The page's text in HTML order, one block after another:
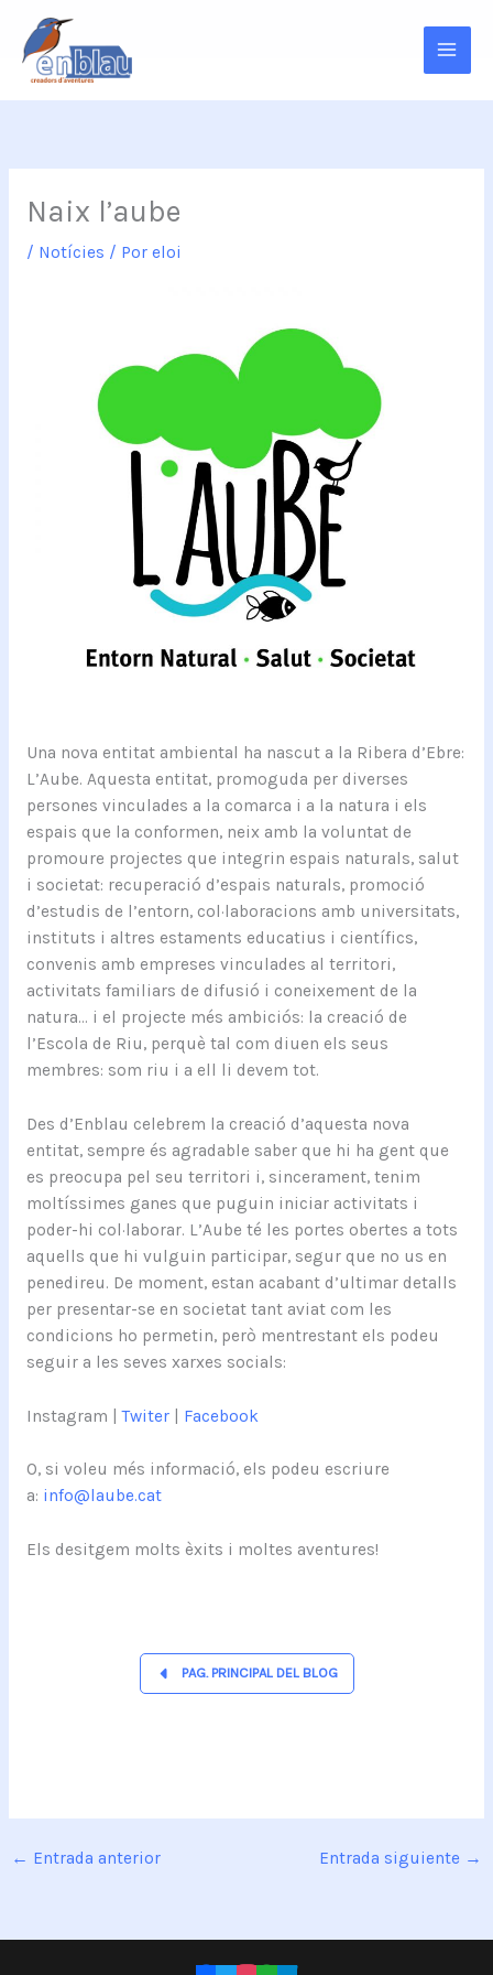
contenido
Naix l’aube
/ Notícies / Por eloi
Una nova entitat ambiental ha nascut a la Ribera d’Ebre:
L’Aube. Aquesta entitat, promoguda per diverses
persones vinculades a la comarca i a la natura i els
espais que la conformen, neix amb la voluntat de
promoure projectes que integrin espais naturals, salut
i societat: recuperació d’espais naturals, promoció
d’estudis de l’entorn, col·laboracions amb universitats,
instituts i altres estaments educatius i científics,
convenis amb empreses vinculades al territori,
activitats familiars de difusió i coneixement de la
natura… i el projecte més ambiciós: la creació de
l’Escola de Riu, perquè tal com diuen els seus
membres: som riu i a ell li devem tot.
Des d’Enblau celebrem la creació d’aquesta nova
entitat, sempre és agradable saber que hi ha gent que
es preocupa pel seu territori i, sincerament, tenim
moltíssimes ganes que puguin iniciar activitats i
poder-hi col·laborar. L’Aube té les portes obertes a tots
aquells que hi vulguin participar, segur que no us en
penedireu. De moment, estan acabant d’ultimar detalls
per presentar-se en societat tant aviat com les
condicions ho permetin, però mentrestant els podeu
seguir a les seves xarxes socials:
Instagram |Twiter| Facebook
O, si voleu més informació, els podeu escriure
a: info@laube.cat
Els desitgem molts èxits i moltes aventures!
PAG. PRINCIPAL DEL BLOG
← Entrada anterior Entrada siguiente →